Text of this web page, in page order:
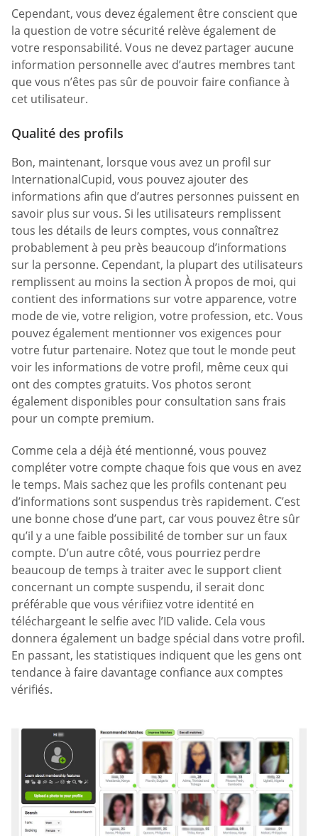
Cependant, vous devez également être conscient que
la question de votre sécurité relève également de
votre responsabilité. Vous ne devez partager aucune
information personnelle avec d’autres membres tant
que vous n’êtes pas sûr de pouvoir faire confiance à
cet utilisateur.
Qualité des profils
Bon, maintenant, lorsque vous avez un profil sur
InternationalCupid, vous pouvez ajouter des
informations afin que d’autres personnes puissent en
savoir plus sur vous. Si les utilisateurs remplissent
tous les détails de leurs comptes, vous connaîtrez
probablement à peu près beaucoup d’informations
sur la personne. Cependant, la plupart des utilisateurs
remplissent au moins la section À propos de moi, qui
contient des informations sur votre apparence, votre
mode de vie, votre religion, votre profession, etc. Vous
pouvez également mentionner vos exigences pour
votre futur partenaire. Notez que tout le monde peut
voir les informations de votre profil, même ceux qui
ont des comptes gratuits. Vos photos seront
également disponibles pour consultation sans frais
pour un compte premium.
Comme cela a déjà été mentionné, vous pouvez
compléter votre compte chaque fois que vous en avez
le temps. Mais sachez que les profils contenant peu
d’informations sont suspendus très rapidement. C’est
une bonne chose d’une part, car vous pouvez être sûr
qu’il y a une faible possibilité de tomber sur un faux
compte. D’un autre côté, vous pourriez perdre
beaucoup de temps à traiter avec le support client
concernant un compte suspendu, il serait donc
préférable que vous vérifiiez votre identité en
téléchargeant le selfie avec l’ID valide. Cela vous
donnera également un badge spécial dans votre profil.
En passant, les statistiques indiquent que les gens ont
tendance à faire davantage confiance aux comptes
vérifiés.